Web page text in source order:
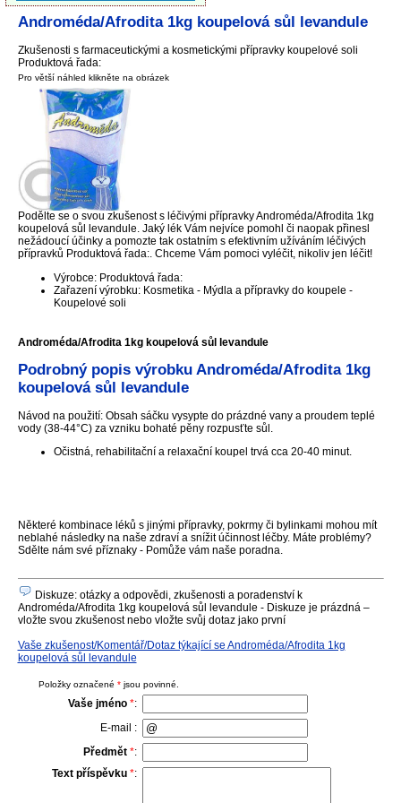
Androméda/Afrodita 1kg koupelová sůl levandule
Zkušenosti s farmaceutickými a kosmetickými přípravky koupelové soli
Produktová řada:
Pro větší náhled klikněte na obrázek
Podělte se o svou zkušenost s léčivými přípravky Androméda/Afrodita 1kg
koupelová sůl levandule. Jaký lék Vám nejvíce pomohl či naopak přinesl
nežádoucí účinky a pomozte tak ostatním s efektivním užíváním léčivých
přípravků Produktová řada:. Chceme Vám pomoci vyléčit, nikoliv jen léčit!
Výrobce: Produktová řada:
Zařazení výrobku: Kosmetika - Mýdla a přípravky do koupele -
Koupelové soli
Androméda/Afrodita 1kg koupelová sůl levandule
Podrobný popis výrobku Androméda/Afrodita 1kg
koupelová sůl levandule
Návod na použití: Obsah sáčku vysypte do prázdné vany a proudem teplé
vody (38-44°C) za vzniku bohaté pěny rozpusťte sůl.
Očistná, rehabilitační a relaxační koupel trvá cca 20-40 minut.
Některé kombinace léků s jinými přípravky, pokrmy či bylinkami mohou mít
neblahé následky na naše zdraví a snížit účinnost léčby. Máte problémy?
Sdělte nám své příznaky - Pomůže vám naše poradna.
Diskuze: otázky a odpovědi, zkušenosti a poradenství k
Androméda/Afrodita 1kg koupelová sůl levandule - Diskuze je prázdná –
vložte svou zkušenost nebo vložte svůj dotaz jako první
Vaše zkušenost/Komentář/Dotaz týkající se Androméda/Afrodita 1kg
koupelová sůl levandule
Položky označené * jsou povinné.
Vaše jméno *:
E-mail :
Předmět *:
Text příspěvku *: